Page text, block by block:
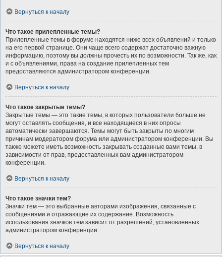
Вернуться к началу
Что такое прилепленные темы?
Прилепленные темы в форуме находятся ниже всех объявлений и только
на его первой странице. Они чаще всего содержат достаточно важную
информацию, поэтому вы должны прочесть их по возможности. Так же, как
и с объявлениями, права на создание прилепленных тем
предоставляются администратором конференции.
Вернуться к началу
Что такое закрытые темы?
Закрытые темы — это такие темы, в которых пользователи больше не
могут оставлять сообщения, и все находящиеся в них опросы
автоматически завершаются. Темы могут быть закрыты по многим
причинам модератором форума или администратором конференции. Вы
также можете иметь возможность закрывать созданные вами темы, в
зависимости от прав, предоставленных вам администратором
конференции.
Вернуться к началу
Что такое значки тем?
Значки тем — это выбранные авторами изображения, связанные с
сообщениями и отражающие их содержание. Возможность
использования значков тем зависит от разрешений, установленных
администратором конференции.
Вернуться к началу